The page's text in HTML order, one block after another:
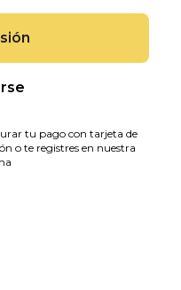
tu pago con tarjeta de
o te registres en nuestra